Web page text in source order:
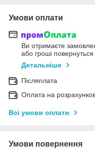
Умови оплати
Ви отримаєте
або гроші
Детальніше
Післяплата
Оплата на
Всі умови оплати
Умови повернення